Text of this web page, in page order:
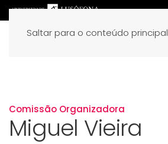
Saltar para o conteúdo principal
Comissão Organizadora
Miguel Vieira